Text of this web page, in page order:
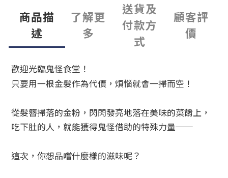
商品描
述
了解更
多
送貨及
付款方
式
顧客評
價
歡迎光臨鬼怪食堂！
只要用一根金髮作為代價，煩惱就會一掃而空！
從髮簪掃落的金粉，閃閃發亮地落在美味的菜餚上，
吃下肚的人，就能獲得鬼怪借助的特殊力量──
這次，你想品嚐什麼樣的滋味呢？